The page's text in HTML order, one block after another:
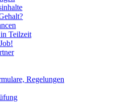
Teilzeit
Regelungen